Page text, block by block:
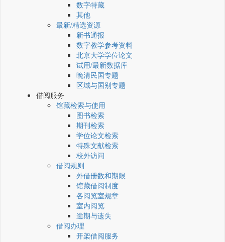
数字特藏
其他
最新/精选资源
新书通报
数字教学参考资料
北京大学学位论文
试用/最新数据库
晚清民国专题
区域与国别专题
借阅服务
馆藏检索与使用
图书检索
期刊检索
学位论文检索
特殊文献检索
校外访问
借阅规则
外借册数和期限
馆藏借阅制度
各阅览室规章
室内阅览
逾期与遗失
借阅办理
开架借阅服务